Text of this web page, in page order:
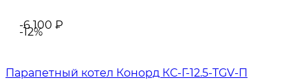
-6 100 ₽
-12%
Парапетный котел Конорд КС-Г-12.5-TGV-П